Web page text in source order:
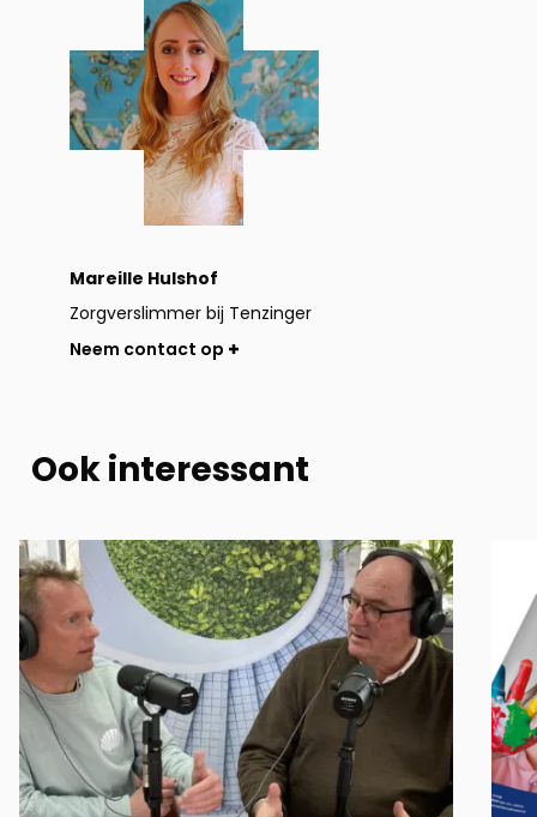
Mareille Hulshof
Zorgverslimmer bij Tenzinger
contact
op
Neem contact op
Ook interessant